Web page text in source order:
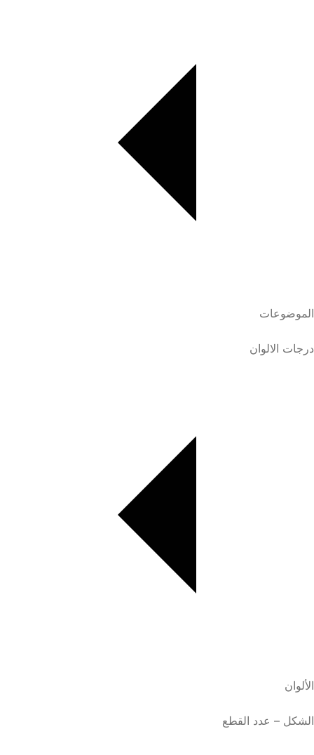
الموضوعات
درجات الالوان
الألوان
الشكل – عدد القطع